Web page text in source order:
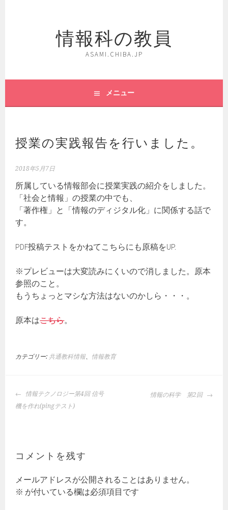
ス
ッ
情報科の教員
ASAMI.CHIBA.JP
メニュー
授業の実践報告を行いました。
2018年5月7日
所属している情報部会に授業実践の紹介をしました。
「社会と情報」の授業の中でも、
「著作権」と「情報のディジタル化」に関係する話で
す。
PDF投稿テストをかねてこちらにも原稿をUP.
※プレビューは大変読みにくいので消しました。原本
参照のこと。
もうちょっとマシな方法はないのかしら・・・。
原本はこちら。
カテゴリー: 共通教科情報、 情報教育
投
稿
ー
ョ
ン
情報テクノロジー第4回 信号
機を作れ(pingテスト)
情報の科学 第2回
コメントを残す
メールアドレスが公開されることはありません。
※ が付いている欄は必須項目です